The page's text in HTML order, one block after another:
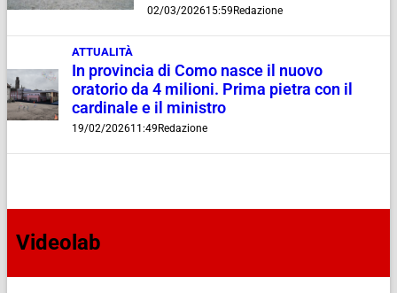
02/03/202615:59Redazione
ATTUALITÀ
In provincia di Como nasce il nuovo
oratorio da 4 milioni. Prima pietra con il
cardinale e il ministro
19/02/202611:49Redazione
Videolab